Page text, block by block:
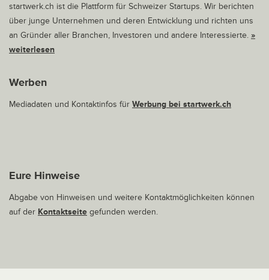
startwerk.ch ist die Plattform für Schweizer Startups. Wir berichten
über junge Unternehmen und deren Entwicklung und richten uns
an Gründer aller Branchen, Investoren und andere Interessierte. »
weiterlesen
Werben
Mediadaten und Kontaktinfos für Werbung bei startwerk.ch
Eure Hinweise
Abgabe von Hinweisen und weitere Kontaktmöglichkeiten können
auf der Kontaktseite gefunden werden.